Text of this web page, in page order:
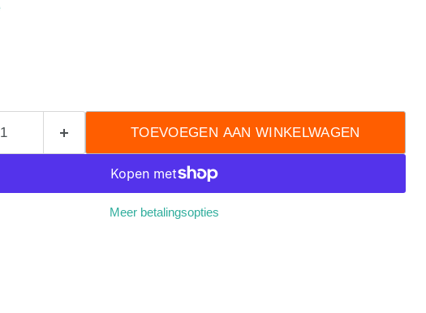
TOEVOEGEN AAN WINKELWAGEN
Meer betalingsopties